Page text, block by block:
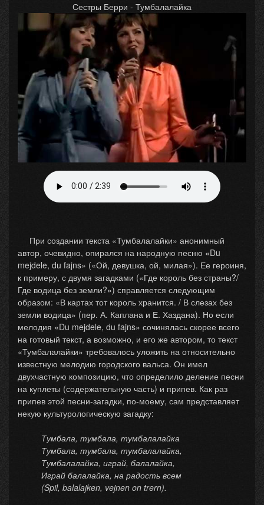
Сестры Берри - Тумбалалайка
При создании текста «Тумбалалайки» анонимный
автор, очевидно, опирался на народную песню «Du
mejdele, du fajns» («Ой, девушка, ой, милая»). Ее героиня,
к примеру, с двумя загадками («Где король без страны?/
Где водица без земли?») справляется следующим
образом: «В картах тот король хранится. / В слезах без
земли водица» (пер. А. Каплана и Е. Хаздана). Но если
мелодия «Du mejdele, du fajns» сочинялась скорее всего
на готовый текст, а возможно, и его же автором, то текст
«Тумбалалайки» требовалось уложить на относительно
известную мелодию городского вальса. Он имел
двухчастную композицию, что определило деление песни
на куплеты (содержательную часть) и припев. Как раз
припев этой песни-загадки, по-моему, сам представляет
некую культурологическую загадку:
Тумбала, тумбала, тумбалалайка
Тумбала, тумбала, тумбалалайка,
Тумбалалайка, играй, балалайка,
Играй балалайка, на радость всем
(Spil, balalajken, vejnen on trern).